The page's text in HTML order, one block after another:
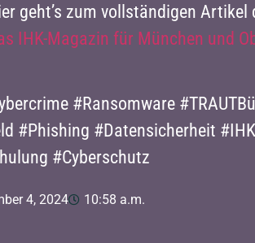
geht’s zum vollständigen Artikel
IHK-Magazin für München und
#Ransomware
#Phishing #Datensicherheit
#Cyberschutz
4, 2024 10:58 a.m.